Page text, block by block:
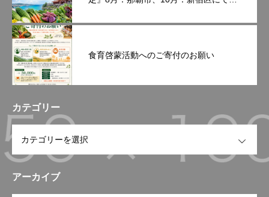
食育啓蒙活動へのご寄付のお願い
カテゴリー
アーカイブ